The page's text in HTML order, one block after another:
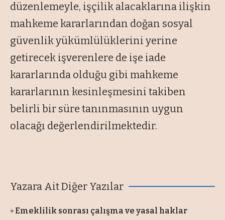
düzenlemeyle, işçilik alacaklarına ilişkin
mahkeme kararlarından doğan sosyal
güvenlik yükümlülüklerini yerine
getirecek işverenlere de işe iade
kararlarında olduğu gibi mahkeme
kararlarının kesinleşmesini takiben
belirli bir süre tanınmasının uygun
olacağı değerlendirilmektedir.
Yazara Ait Diğer Yazılar
Emeklilik sonrası çalışma ve yasal haklar